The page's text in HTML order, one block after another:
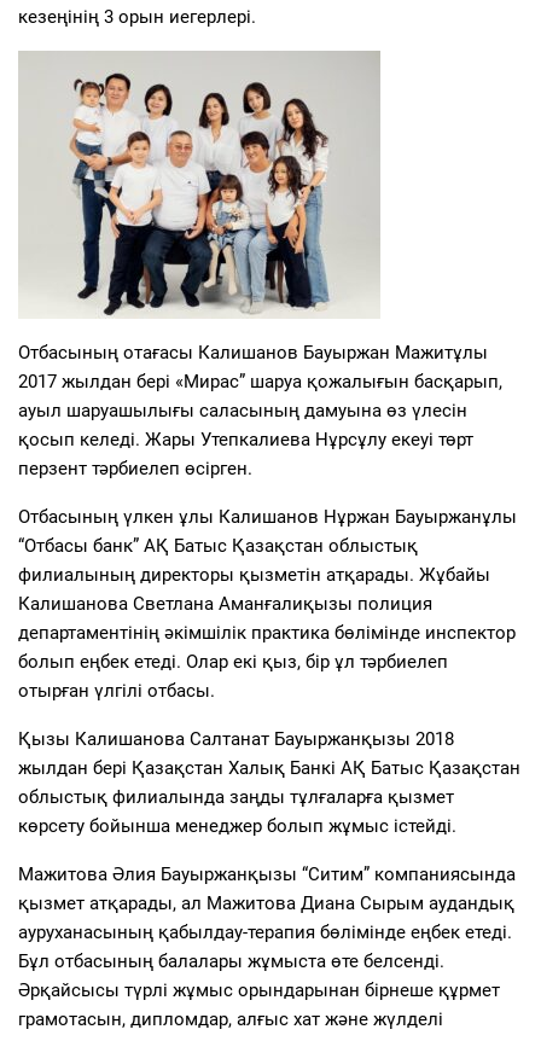
кезеңінің 3 орын иегерлері.
Отбасының отағасы Калишанов Бауыржан Мажитұлы
2017 жылдан бері «Мирас” шаруа қожалығын басқарып,
ауыл шаруашылығы саласының дамуына өз үлесін
қосып келеді. Жары Утепкалиева Нұрсұлу екеуі төрт
перзент тәрбиелеп өсірген.
Отбасының үлкен ұлы Калишанов Нұржан Бауыржанұлы
“Отбасы банк” АҚ Батыс Қазақстан облыстық
филиалының директоры қызметін атқарады. Жұбайы
Калишанова Светлана Аманғалиқызы полиция
департаментінің әкімшілік практика бөлімінде инспектор
болып еңбек етеді. Олар екі қыз, бір ұл тәрбиелеп
отырған үлгілі отбасы.
Қызы Калишанова Салтанат Бауыржанқызы 2018
жылдан бері Қазақстан Халық Банкі АҚ Батыс Қазақстан
облыстық филиалында заңды тұлғаларға қызмет
көрсету бойынша менеджер болып жұмыс істейді.
Мажитова Әлия Бауыржанқызы “Ситим” компаниясында
қызмет атқарады, ал Мажитова Диана Сырым аудандық
ауруханасының қабылдау-терапия бөлімінде еңбек етеді.
Бұл отбасының балалары жұмыста өте белсенді.
Әрқайсысы түрлі жұмыс орындарынан бірнеше құрмет
грамотасын, дипломдар, алғыс хат және жүлделі